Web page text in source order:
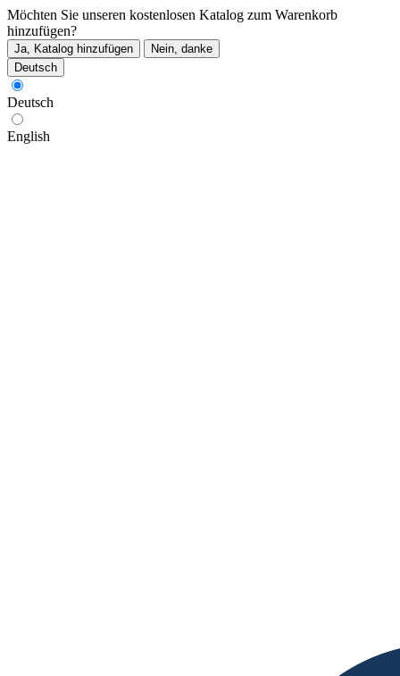
Möchten Sie unseren kostenlosen Katalog zum Warenkorb
hinzufügen?
Ja, Katalog hinzufügen
Nein, danke
Deutsch
Deutsch
English